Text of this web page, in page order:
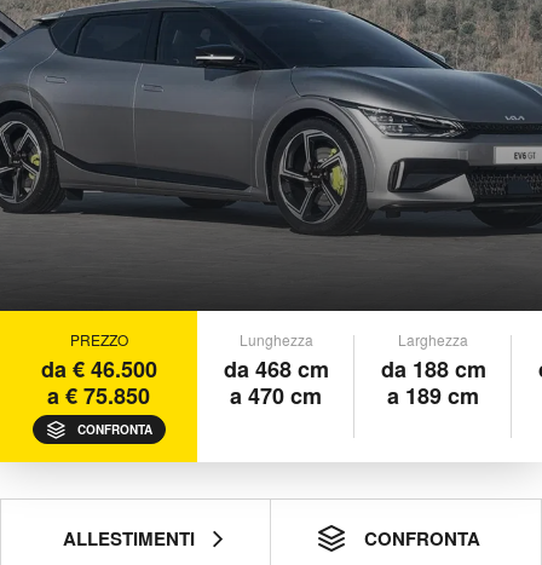
PREZZO
da € 46.500
a € 75.850
CONFRONTA
Lunghezza
da 468 cm
a 470 cm
Larghezza
da 188 cm
a 189 cm
ALLESTIMENTI CONFRONTA